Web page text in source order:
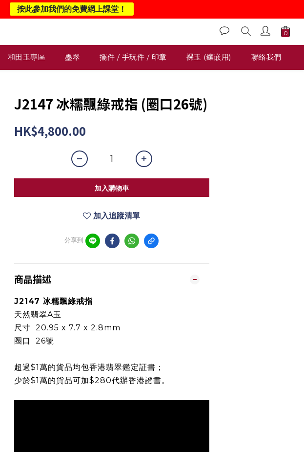
和田玉專區 墨翠 擺件 / 手玩件 / 印章 裸玉 (鑲嵌用) 聯絡我們
J2147 冰糯飄綠戒指 (圈口26號)
HK$4,800.00
加入購物車
加入追蹤清單
分享到
商品描述
J2147 冰糯飄綠戒指
天然翡翠A玉
尺寸 20.95 x 7.7 x 2.8mm
圈口 26號
超過$1萬的貨品均包香港翡翠鑑定証書；
少於$1萬的貨品可加$280代辦香港證書。
按此參加我們的免費網上課堂！